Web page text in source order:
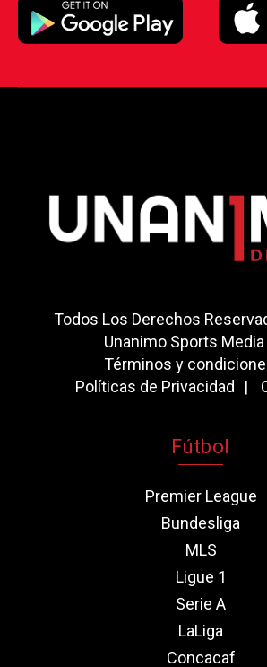
Todos Los Derechos
Unanimo Sports Media
Términos y
Políticas de Privacidad
Fútbol
Premier League
Bundesliga
MLS
Ligue 1
Serie A
LaLiga
Concacaf